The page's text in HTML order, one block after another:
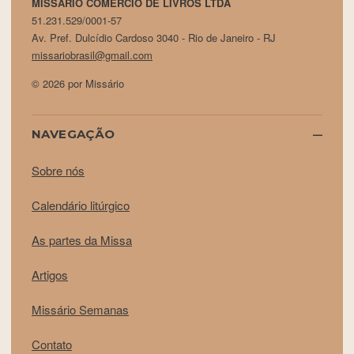
51.231.529/0001-57
Av. Pref. Dulcídio Cardoso 3040 - Rio de Janeiro - RJ
missariobrasil@gmail.com
© 2026 por Missário
NAVEGAÇÃO
Sobre nós
Calendário litúrgico
As partes da Missa
Artigos
Missário Semanas
Contato